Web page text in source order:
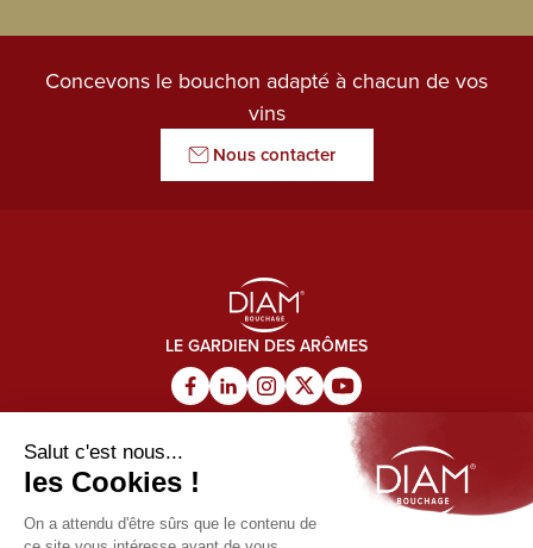
Concevons le bouchon adapté à chacun de vos
vins
Nous contacter
LE GARDIEN DES ARÔMES
Nos produits